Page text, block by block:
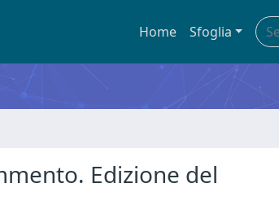
Home Sfoglia
Edizione del